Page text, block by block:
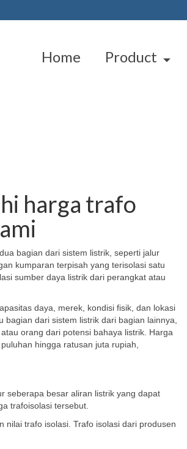
Home Product
harga trafo
bagian dari sistem listrik, seperti jalur
kumparan terpisah yang terisolasi satu
sumber daya listrik dari perangkat atau
daya, merek, kondisi fisik, dan lokasi
bagian dari sistem listrik dari bagian lainnya,
orang dari potensi bahaya listrik. Harga
hingga ratusan juta rupiah,
seberapa besar aliran listrik yang dapat
trafoisolasi tersebut.
nilai trafo isolasi. Trafo isolasi dari produsen